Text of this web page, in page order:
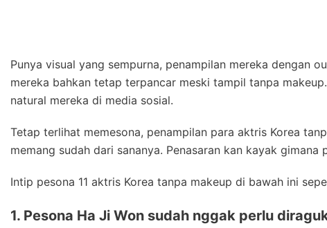
Punya visual yang sempurna, penampilan mereka dengan
mereka bahkan tetap terpancar meski tampil tanpa
natural mereka di media sosial.
Tetap terlihat memesona, penampilan para aktris Korea
memang sudah dari sananya. Penasaran kan kayak gimana
Intip pesona 11 aktris Korea tanpa makeup di bawah ini
1. Pesona Ha Ji Won sudah nggak perlu